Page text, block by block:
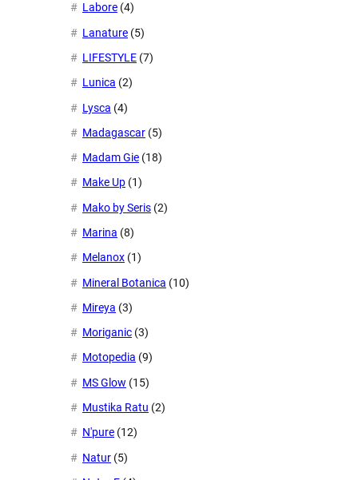
Labore (4)
Lanature (5)
LIFESTYLE (7)
Lunica (2)
Lysca (4)
Madagascar (5)
Madam Gie (18)
Make Up (1)
Mako by Seris (2)
Marina (8)
Melanox (1)
Mineral Botanica (10)
Mireya (3)
Moriganic (3)
Motopedia (9)
MS Glow (15)
Mustika Ratu (2)
N'pure (12)
Natur (5)